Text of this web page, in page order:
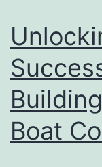
Boat